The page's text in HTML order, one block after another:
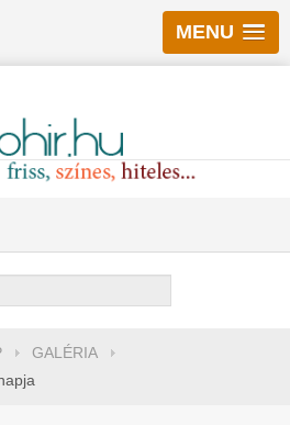
MENU
GALÉRIA